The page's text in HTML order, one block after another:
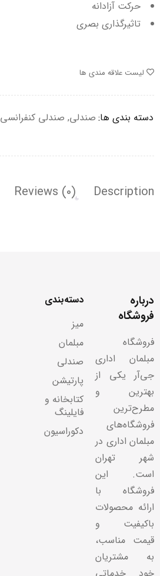
حرکت آزادانه
تاثیرگذاری بصری
لیست علاقه مندی ها
دسته بندی ها: صندلی, صندلی کنفرانسی
Description
Reviews (0)
درباره
فروشگاه
فروشگاه
مبلمان اداری
جی‌آر یکی از
بهترین و
مطرح‌ترین
فروشگاه‌های
مبلمان اداری در
شهر تهران
است. این
فروشگاه با
ارائه محصولات
باکیفیت و
قیمت مناسب،
به مشتریان
دسته‌بندی
میز
مبلمان
صندلی
پارتیشن
کتابخانه و
فایلینگ
دکوراسیون